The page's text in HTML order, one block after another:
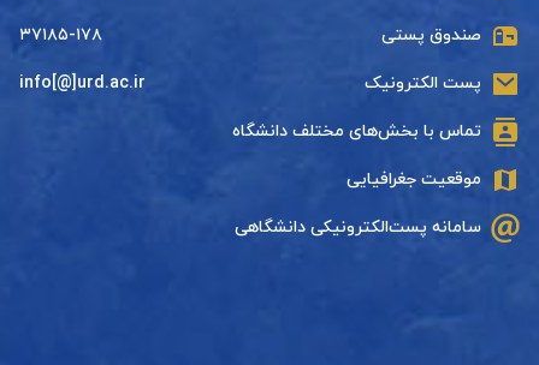
صندوق پستی ۳۷۱۸۵-۱۷۸
پست الکترونیک info[@]urd.ac.ir
تماس با بخش‌های مختلف دانشگاه
موقعیت جغرافیایی
سامانه پست‌الکترونیکی دانشگاهی